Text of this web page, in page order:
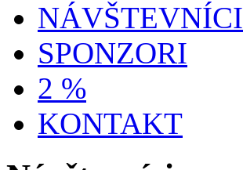
NÁVŠTEVNÍCI
SPONZORI
2 %
KONTAKT